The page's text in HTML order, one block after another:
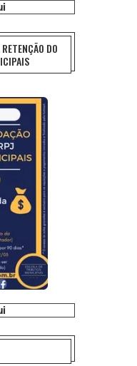
DO